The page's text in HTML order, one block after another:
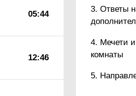
Ответы
Мечети
комнаты
05:44
12:46